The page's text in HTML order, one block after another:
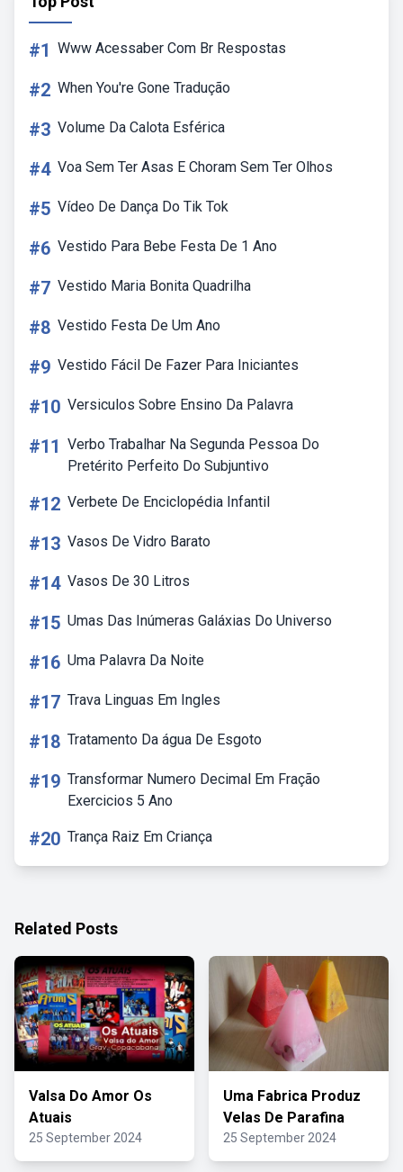
#1 Www Acessaber Com Br Respostas
#2 When You're Gone Tradução
#3 Volume Da Calota Esférica
#4 Voa Sem Ter Asas E Choram Sem Ter Olhos
#5 Vídeo De Dança Do Tik Tok
#6 Vestido Para Bebe Festa De 1 Ano
#7 Vestido Maria Bonita Quadrilha
#8 Vestido Festa De Um Ano
#9 Vestido Fácil De Fazer Para Iniciantes
#10 Versiculos Sobre Ensino Da Palavra
#11 Verbo Trabalhar Na Segunda Pessoa Do
Pretérito Perfeito Do Subjuntivo
#12 Verbete De Enciclopédia Infantil
#13 Vasos De Vidro Barato
#14 Vasos De 30 Litros
#15 Umas Das Inúmeras Galáxias Do Universo
#16 Uma Palavra Da Noite
#17 Trava Linguas Em Ingles
#18 Tratamento Da água De Esgoto
#19 Transformar Numero Decimal Em Fração
Exercicios 5 Ano
#20 Trança Raiz Em Criança
Related Posts
Valsa Do Amor Os
Atuais
25 September 2024
Uma Fabrica Produz
Velas De Parafina
25 September 2024